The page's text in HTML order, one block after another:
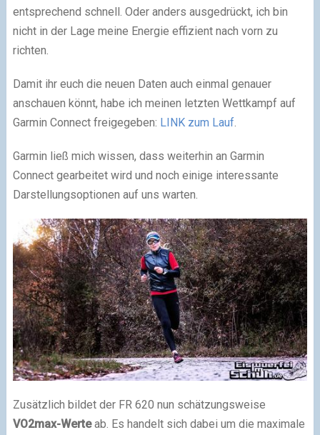
entsprechend schnell. Oder anders ausgedrückt, ich bin
nicht in der Lage meine Energie effizient nach vorn zu
richten.
Damit ihr euch die neuen Daten auch einmal genauer
anschauen könnt, habe ich meinen letzten Wettkampf auf
Garmin Connect freigegeben: LINK zum Lauf.
Garmin ließ mich wissen, dass weiterhin an Garmin
Connect gearbeitet wird und noch einige interessante
Darstellungsoptionen auf uns warten.
Zusätzlich bildet der FR 620 nun schätzungsweise
VO2max-Werteab. Es handelt sich dabei um die maximale